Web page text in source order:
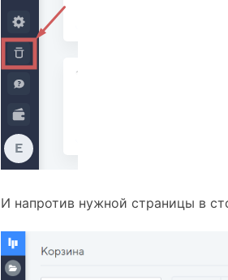
И напротив нужной страницы в